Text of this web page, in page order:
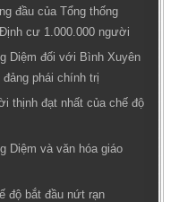
đầu của Tổng thống
cư 1.000.000 người
Diệm đối với Bình Xuyên
phái chính trị
thịnh đạt nhất của chế độ
Diệm và văn hóa giáo
độ bắt đầu nứt rạn